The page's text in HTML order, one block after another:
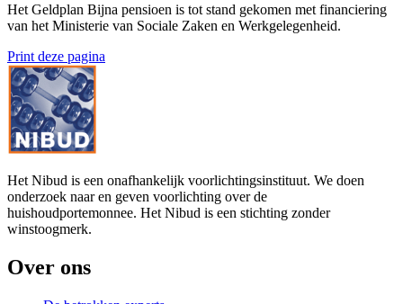
Het Geldplan Bijna pensioen is tot stand gekomen met financiering
van het Ministerie van Sociale Zaken en Werkgelegenheid.
Print deze pagina
Het Nibud is een onafhankelijk voorlichtingsinstituut. We doen
onderzoek naar en geven voorlichting over de
huishoudportemonnee. Het Nibud is een stichting zonder
winstoogmerk.
Over ons